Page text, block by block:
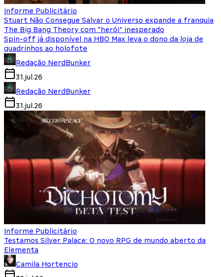
Informe Publicitário
Stuart Não Consegue Salvar o Universo expande a franquia
The Big Bang Theory com “herói” inesperado
Spin-off já disponível na HBO Max leva o dono da loja de
quadrinhos ao holofote
Redação NerdBunker
31.jul.26
Redação NerdBunker
31.jul.26
Informe Publicitário
Testamos Silver Palace: O novo RPG de mundo aberto da
Elementa
Camila Hortencio